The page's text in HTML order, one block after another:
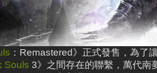
：Remastered》正式發售，為了
Souls 3》之間存在的聯繫，萬代南